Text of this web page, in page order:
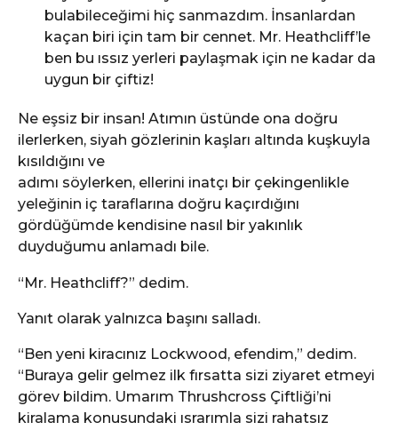
bulabileceğimi hiç sanmazdım. İnsanlardan
kaçan biri için tam bir cennet. Mr. Heathcliff’le
ben bu ıssız yerleri paylaşmak için ne kadar da
uygun bir çiftiz!
Ne eşsiz bir insan! Atımın üstünde ona doğru
ilerlerken, siyah gözlerinin kaşları altında kuşkuyla
kısıldığını ve
adımı söylerken, ellerini inatçı bir çekingenlikle
yeleğinin iç taraflarına doğru kaçırdığını
gördüğümde kendisine nasıl bir yakınlık
duyduğumu anlamadı bile.
“Mr. Heathcliff?” dedim.
Yanıt olarak yalnızca başını salladı.
“Ben yeni kiracınız Lockwood, efendim,” dedim.
“Buraya gelir gelmez ilk fırsatta sizi ziyaret etmeyi
görev bildim. Umarım Thrushcross Çiftliği’ni
kiralama konusundaki ısrarımla sizi rahatsız